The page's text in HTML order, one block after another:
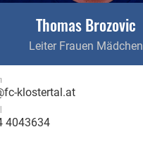
Thomas Brozovic
Leiter Frauen Mädchen
klostertal.at
4043634